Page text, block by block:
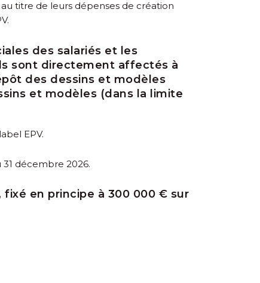
titre de leurs dépenses de création
des salariés et les
sont directement affectés à
des dessins et modèles
et modèles (dans la limite
EPV.
décembre 2026.
en principe à 300 000 € sur